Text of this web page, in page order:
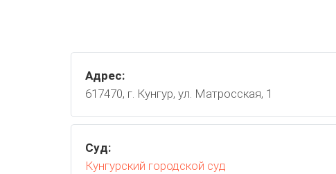
Адрес:
617470, г. Кунгур, ул. Матросская, 1
Суд:
Кунгурский городской суд